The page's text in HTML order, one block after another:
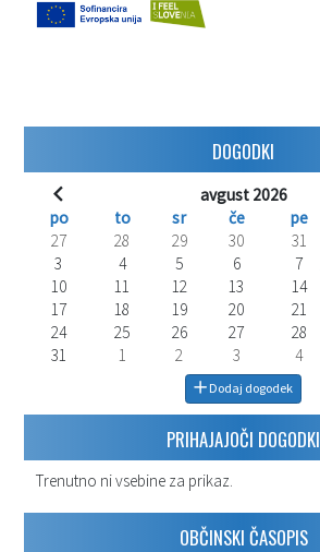
DOGODKI
avgust 2026
po
to sr če pe
27
28 29 30 31
3
4 5 6 7
10
11 12 13 14
17
18 19 20 21
24
25 26 27 28
31
1 2 3 4
Dodaj dogodek
PRIHAJAJOČI DOGODKI
Trenutno ni vsebine za prikaz.
OBČINSKI ČASOPIS